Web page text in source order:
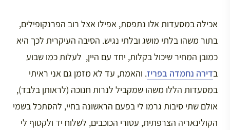
אכילה במסעדות אלו נתפסת, אפילו אצל רוב הפרנקופילים,
בתור משהו בלתי מושג ובלתי נגיש. הסיבה העיקרית לכך היא
כמובן המחיר שיכול בקלות, יחד עם היין, לעלות כמו שבוע
בדירה נחמדה בפריז. והאמת, עד לא מזמן גם אני ראיתי
במסעדות הללו משהו שמקביל לנרות חנוכה (לראותן בלבד),
אולם שתי סיבות גרמו לי בפעם הראשונה בחיי, להסתכל בשמי
הקולינאריה הצרפתית, עטורי הכוכבים, לשלוח יד ולקטוף לי